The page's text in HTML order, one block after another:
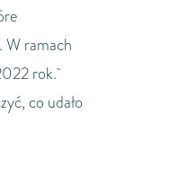
W ramach
rok.
co udało